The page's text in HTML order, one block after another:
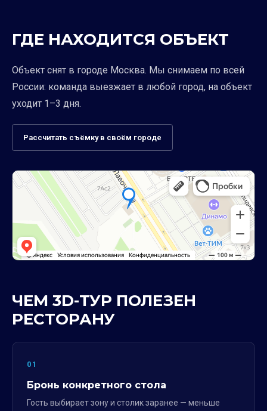
ГДЕ НАХОДИТСЯ ОБЪЕКТ
Объект снят в городе Москва. Мы снимаем по всей
России: команда выезжает в любой город, на объект
уходит 1–3 дня.
Рассчитать съёмку в своём городе
ЧЕМ 3D-ТУР ПОЛЕЗЕН
РЕСТОРАНУ
01
Бронь конкретного стола
Гость выбирает зону и столик заранее — меньше